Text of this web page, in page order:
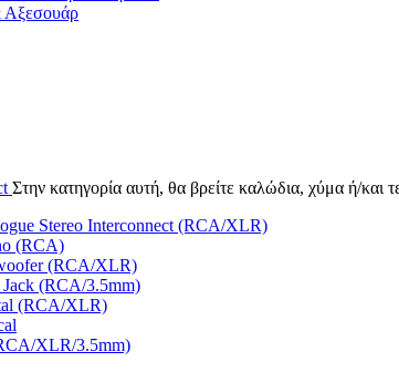
Αξεσουάρ
Στην κατηγορία αυτή, θα βρείτε καλώδια, χύμα ή/
Stereo Interconnect (RCA/XLR)
(RCA)
(RCA/XLR)
(RCA/3.5mm)
(RCA/XLR)
XLR/3.5mm)